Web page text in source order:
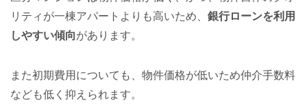
リティが一棟アパートよりも高いため、 銀行ローンを利用
しやすい傾向があります。
また初期費用についても、物件価格が低いため仲介手数料
なども低く抑えられます。